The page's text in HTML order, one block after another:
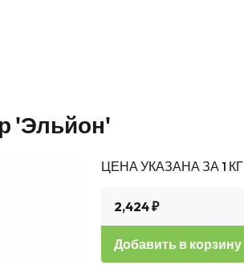
'Эльйон'
ЦЕНА УКАЗАНА ЗА 1 КГ
2,424 ₽
Добавить в корзину